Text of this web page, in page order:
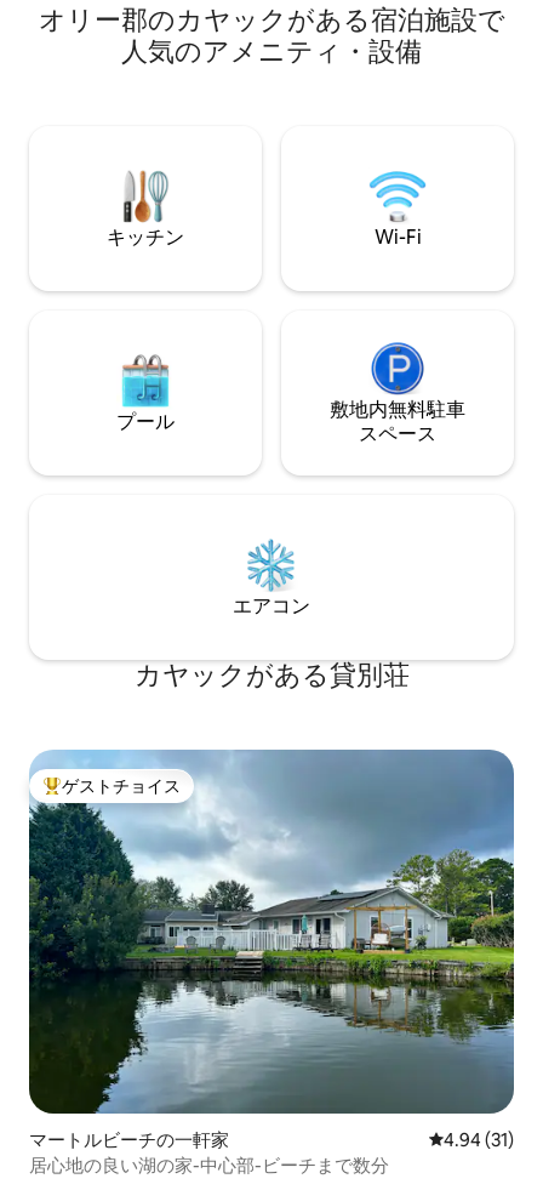
あります。そのため、共有エリアとなる
可能性があるのは、柵で囲まれた庭のみ
ビリヤード台のあ
んだりしてくださ
オリー郡のカヤックがある宿泊施設で
人気のアメニティ・設備
キッチン Wi-Fi
プール
敷地内無料駐⁠車
ス⁠ペ⁠ー⁠ス
エアコン
カヤックがある貸別荘
大好評のゲストチョイスです。
ゲストチョイス
マートルビーチの一軒家 レビュー31
4.94 (31)
居心地の良い湖の家-中心部-ビーチまで数分